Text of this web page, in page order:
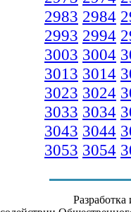
2983 2984
2993 2994
3003 3004
3013 3014
3023 3024
3033 3034
3043 3044
3053 3054